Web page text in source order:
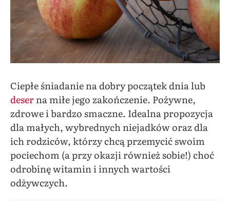
Ciepłe śniadanie na dobry początek dnia lub
deserna miłe jego zakończenie. Pożywne,
zdrowe i bardzo smaczne. Idealna propozycja
dla małych, wybrednych niejadków oraz dla
ich rodziców, którzy chcą przemycić swoim
pociechom (a przy okazji również sobie!) choć
odrobinę witamin i innych wartości
odżywczych.